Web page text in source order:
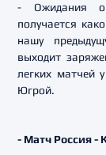
- Ожидания
получается
нашу
выходит
легких матчей
Югрой.
- Матч Россия -